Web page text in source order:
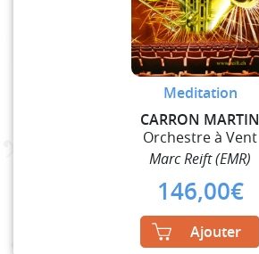
Meditation
CARRON MARTIN
Orchestre à Vent
Marc Reift (EMR)
146,00€
Ajouter